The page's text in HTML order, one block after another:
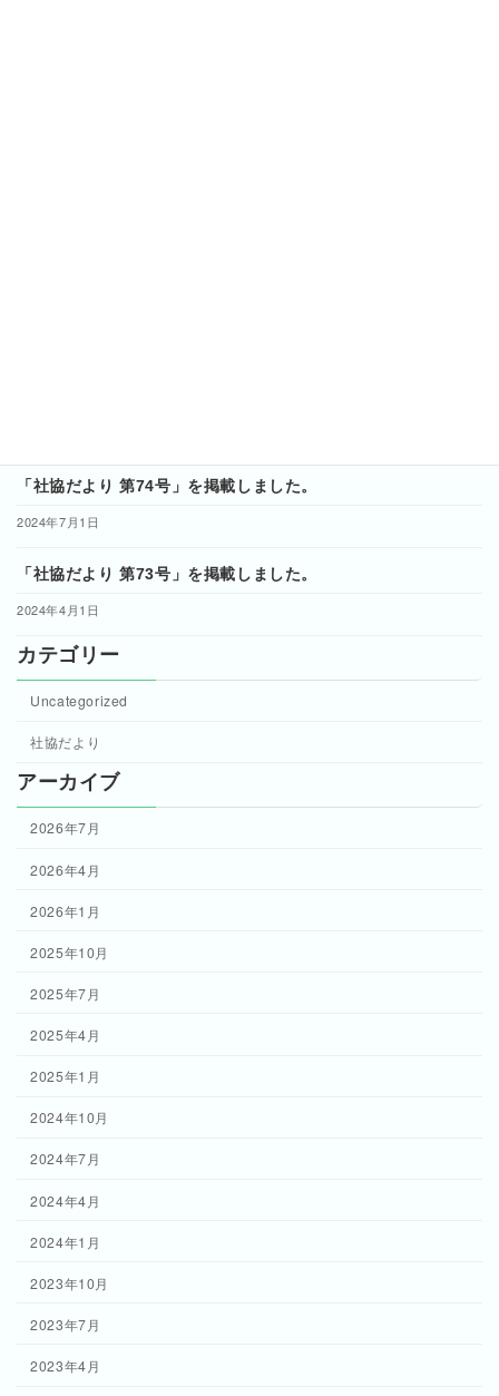
「社協だより 第74号」を掲載しました。
2024年7月1日
「社協だより 第73号」を掲載しました。
2024年4月1日
カテゴリー
Uncategorized
社協だより
アーカイブ
2026年7月
2026年4月
2026年1月
2025年10月
2025年7月
2025年4月
2025年1月
2024年10月
2024年7月
2024年4月
2024年1月
2023年10月
2023年7月
2023年4月